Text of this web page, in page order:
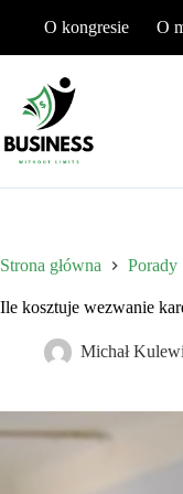
O kongresie O
Strona główna Porady
Ile kosztuje wezwanie
Michał